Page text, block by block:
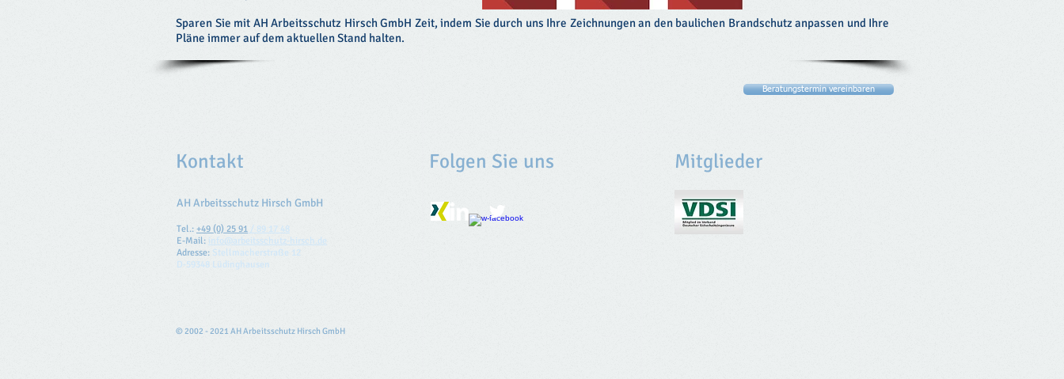
Sparen Sie mit AH Arbeitsschutz Hirsch GmbH Zeit, indem Sie durch uns Ihre Zeichnungen an den baulichen Brandschutz anpassen und Ihre
Pläne immer auf dem aktuellen Stand halten.
Beratungstermin vereinbaren
© 2002 - 2021 AH Arbeitsschutz Hirsch GmbH
AH Arbeitsschutz Hirsch GmbH
Tel.: +49 (0) 25 91 / 89 17 48
E-Mail: info@arbeitsschutz-hirsch.de​
Adresse: Stellmacherstraße 12
D-59348 Lüdinghausen
Kontakt Folgen Sie uns Mitglieder